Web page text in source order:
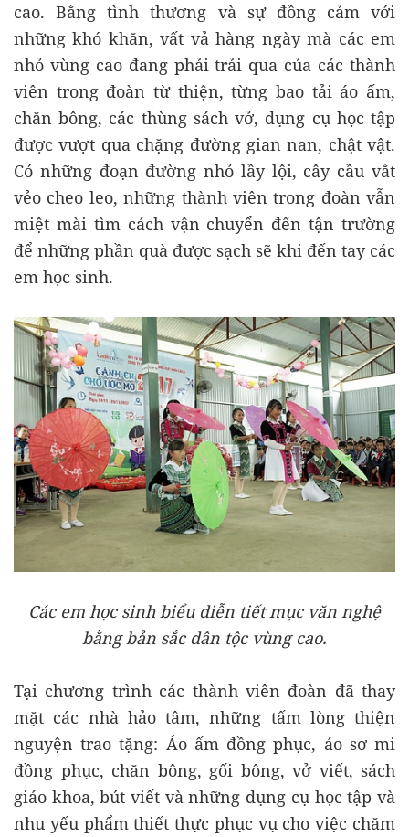
cao. Bằng tình thương và sự đồng cảm với
những khó khăn, vất vả hàng ngày mà các em
nhỏ vùng cao đang phải trải qua của các thành
viên trong đoàn từ thiện, từng bao tải áo ấm,
chăn bông, các thùng sách vở, dụng cụ học tập
được vượt qua chặng đường gian nan, chật vật.
Có những đoạn đường nhỏ lầy lội, cây cầu vắt
vẻo cheo leo, những thành viên trong đoàn vẫn
miệt mài tìm cách vận chuyển đến tận trường
để những phần quà được sạch sẽ khi đến tay các
em học sinh.
Các em học sinh biểu diễn tiết mục văn nghệ
bằng bản sắc dân tộc vùng cao.
Tại chương trình các thành viên đoàn đã thay
mặt các nhà hảo tâm, những tấm lòng thiện
nguyện trao tặng: Áo ấm đồng phục, áo sơ mi
đồng phục, chăn bông, gối bông, vở viết, sách
giáo khoa, bút viết và những dụng cụ học tập và
nhu yếu phẩm thiết thực phục vụ cho việc chăm